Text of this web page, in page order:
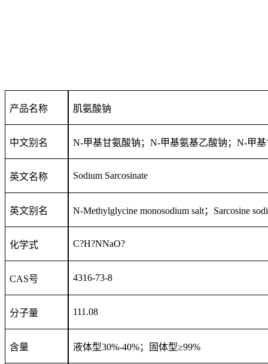
产品名称 肌氨酸钠
中文别名 N-甲基甘氨酸钠；N-甲基氨基乙酸钠；N-甲
英文名称 Sodium Sarcosinate
英文别名 N-Methylglycine monosodium salt；Sarcosine
化学式 C?H?NNaO?
CAS号 4316-73-8
分子量 111.08
含量 液体型30%-40%；固体型≥99%